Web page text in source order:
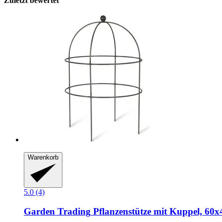
Warenkorb
5.0 (4)
Garden Trading Pflanzenstütze mit Kuppel,